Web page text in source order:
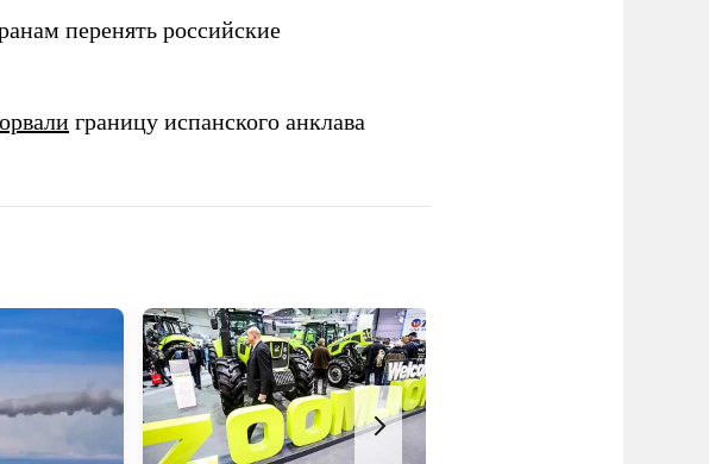
перенять российские
границу испанского анклава